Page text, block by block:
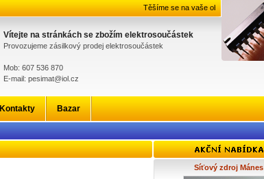
Těšíme se na vaše objednávky.
Vítejte na stránkách se zbožím elektrosoučástek
Provozujeme zásilkový prodej elektrosoučástek
Mob: 607 536 870
E-mail: pesimat@iol.cz
Kontakty Bazar
Síťový zdroj Mánes